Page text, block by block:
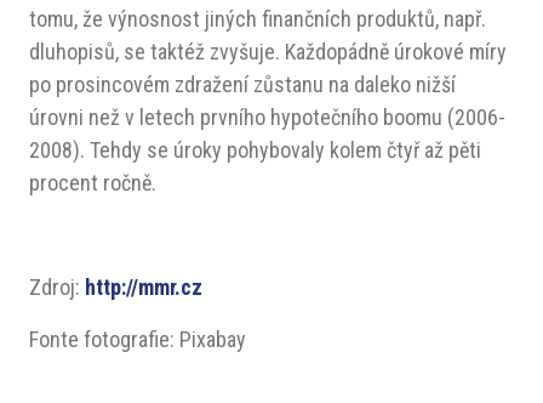
tomu, že výnosnost jiných finančních produktů, např.
dluhopisů, se taktéž zvyšuje. Každopádně úrokové míry
po prosincovém zdražení zůstanu na daleko nižší
úrovni než v letech prvního hypotečního boomu (2006-
2008). Tehdy se úroky pohybovaly kolem čtyř až pěti
procent ročně.
Zdroj: http://mmr.cz
Fonte fotografie: Pixabay